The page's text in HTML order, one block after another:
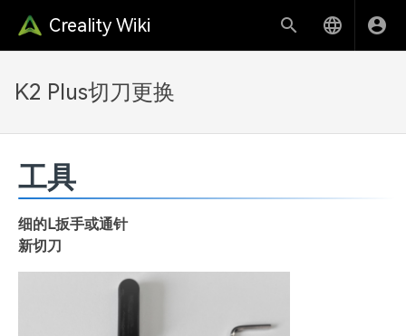
Creality Wiki
K2 Plus切刀更换
工具
细的L扳手或通针
新切刀